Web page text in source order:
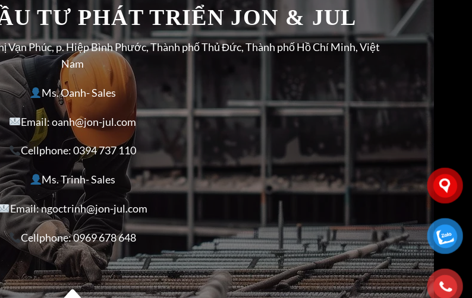
TƯ PHÁT TRIỂN JON & JUL
Vạn Phúc, p. Hiệp Bình Phước, Thành phố Thủ Đức, Thành phố Hồ Chí Minh, Việt
Nam
Ms. Oanh- Sales
Email: oanh@jon-jul.com
Cellphone:0394 737 110
Ms. Trinh- Sales
Email: ngoctrinh@jon-jul.com
Cellphone:0969 678 648